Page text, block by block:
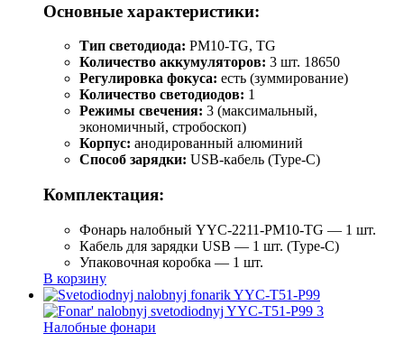
Основные характеристики:
Тип светодиода: PM10-TG, TG
Количество аккумуляторов: 3 шт. 18650
Регулировка фокуса: есть (зуммирование)
Количество светодиодов: 1
Режимы свечения: 3 (максимальный,
экономичный, стробоскоп)
Корпус: анодированный алюминий
Способ зарядки: USB-кабель (Type-C)
Комплектация:
Фонарь налобный YYC-2211-PM10-TG — 1 шт.
Кабель для зарядки USB — 1 шт. (Type-C)
Упаковочная коробка — 1 шт.
В корзину
Налобные фонари